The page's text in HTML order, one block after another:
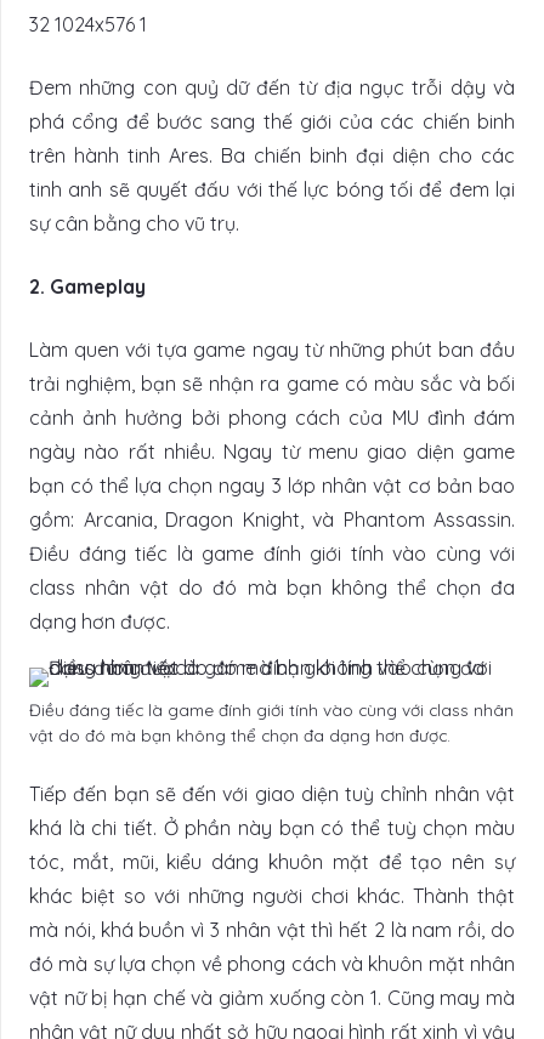
Đem những con quỷ dữ đến từ địa ngục trỗi dậy và
phá cổng để bước sang thế giới của các chiến binh
trên hành tinh Ares. Ba chiến binh đại diện cho các
tinh anh sẽ quyết đấu với thế lực bóng tối để đem lại
sự cân bằng cho vũ trụ.
2. Gameplay
Làm quen với tựa game ngay từ những phút ban đầu
trải nghiệm, bạn sẽ nhận ra game có màu sắc và bối
cảnh ảnh hưởng bởi phong cách của MU đình đám
ngày nào rất nhiều. Ngay từ menu giao diện game
bạn có thể lựa chọn ngay 3 lớp nhân vật cơ bản bao
gồm: Arcania, Dragon Knight, và Phantom Assassin.
Điều đáng tiếc là game đính giới tính vào cùng với
class nhân vật do đó mà bạn không thể chọn đa
dạng hơn được.
Điều đáng tiếc là game đính giới tính vào cùng với class nhân
vật do đó mà bạn không thể chọn đa dạng hơn được.
Tiếp đến bạn sẽ đến với giao diện tuỳ chỉnh nhân vật
khá là chi tiết. Ở phần này bạn có thể tuỳ chọn màu
tóc, mắt, mũi, kiểu dáng khuôn mặt để tạo nên sự
khác biệt so với những người chơi khác. Thành thật
mà nói, khá buồn vì 3 nhân vật thì hết 2 là nam rồi, do
đó mà sự lựa chọn về phong cách và khuôn mặt nhân
vật nữ bị hạn chế và giảm xuống còn 1. Cũng may mà
nhân vật nữ duy nhất sở hữu ngoại hình rất xinh vì vậy